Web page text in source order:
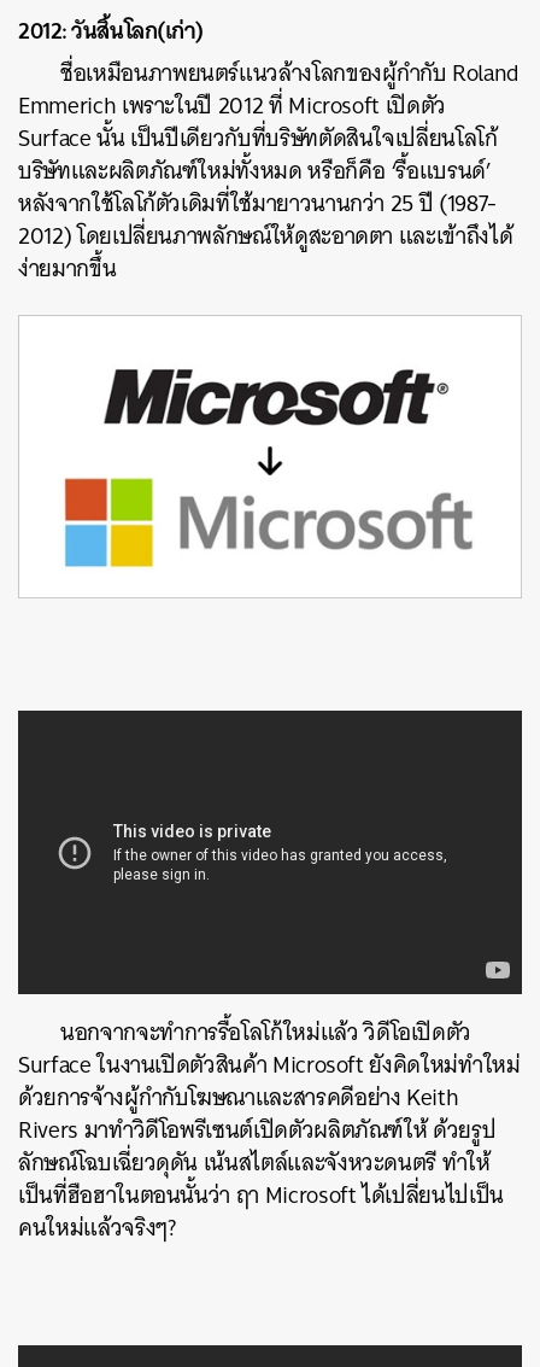
2012: วันสิ้นโลก(เก่า)
ชื่อเหมือนภาพยนตร์แนวล้างโลกของผู้กำกับ Roland
Emmerich เพราะในปี 2012 ที่ Microsoft เปิดตัว
Surface นั้น เป็นปีเดียวกับที่บริษัทตัดสินใจเปลี่ยนโลโก้
บริษัทและผลิตภัณฑ์ใหม่ทั้งหมด หรือก็คือ ‘รื้อแบรนด์’
หลังจากใช้โลโก้ตัวเดิมที่ใช้มายาวนานกว่า 25 ปี (1987-
2012) โดยเปลี่ยนภาพลักษณ์ให้ดูสะอาดตา และเข้าถึงได้
ง่ายมากขึ้น
นอกจากจะทำการรื้อโลโก้ใหม่แล้ว วิดีโอเปิดตัว
Surface ในงานเปิดตัวสินค้า Microsoft ยังคิดใหม่ทำใหม่
ด้วยการจ้างผู้กำกับโฆษณาและสารคดีอย่าง Keith
Rivers มาทำวิดีโอพรีเซนต์เปิดตัวผลิตภัณฑ์ให้ ด้วยรูป
ลักษณ์โฉบเฉี่ยวดุดัน เน้นสไตล์และจังหวะดนตรี ทำให้
เป็นที่ฮือฮาในตอนนั้นว่า ฤา Microsoft ได้เปลี่ยนไปเป็น
คนใหม่แล้วจริงๆ?